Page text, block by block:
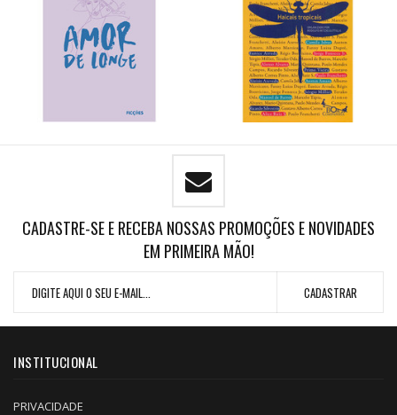
CADASTRE-SE E RECEBA NOSSAS PROMOÇÕES E NOVIDADES
EM PRIMEIRA MÃO!
INSTITUCIONAL
PRIVACIDADE